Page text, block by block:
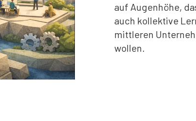
auf Augenhöhe,
auch kollektive
mittleren
wollen.